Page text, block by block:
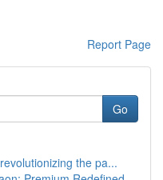
Report Page
Go
the pa...